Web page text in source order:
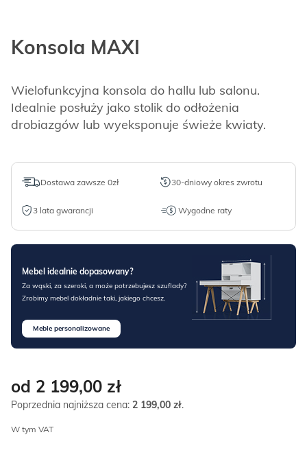
Konsola MAXI
Wielofunkcyjna konsola do hallu lub salonu.
Idealnie posłuży jako stolik do odłożenia
drobiazgów lub wyeksponuje świeże kwiaty.
Dostawa zawsze 0zł 30-dniowy okres zwrotu
3 lata gwarancji Wygodne raty
Mebel idealnie dopasowany?
Za wąski, za szeroki, a może potrzebujesz szuflady?
Zrobimy mebel dokładnie taki, jakiego chcesz.
Meble personalizowane
od 2 199,00 zł
Poprzednia najniższa cena: 2 199,00 zł.
W tym VAT